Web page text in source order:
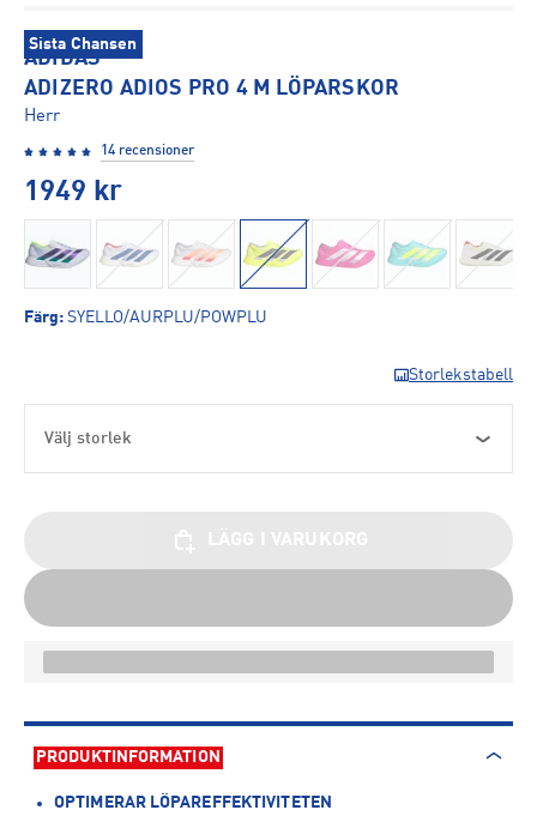
Sista Chansen
ADIDAS
ADIZERO ADIOS PRO 4 M LÖPARSKOR
Herr
14 recensioner
1949 kr
Färg: SYELLO/AURPLU/POWPLU
Storlekstabell
Välj storlek
PRODUKTINFORMATION
OPTIMERAR LÖPAREFFEKTIVITETEN